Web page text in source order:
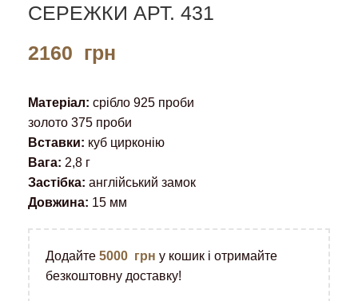
СЕРЕЖКИ АРТ. 431
2160 грн
Матеріал: срібло 925 проби
золото 375 проби
Вставки: куб цирконію
Вага: 2,8 г
Застібка: англійський замок
Довжина: 15 мм
Додайте 5000 грн у кошик і отримайте
безкоштовну доставку!